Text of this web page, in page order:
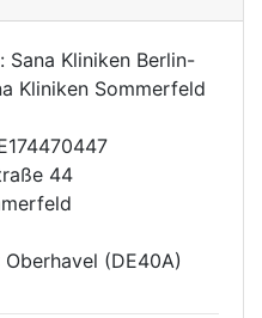
Sana Kliniken Berlin-
Kliniken Sommerfeld
44
(DE40A)